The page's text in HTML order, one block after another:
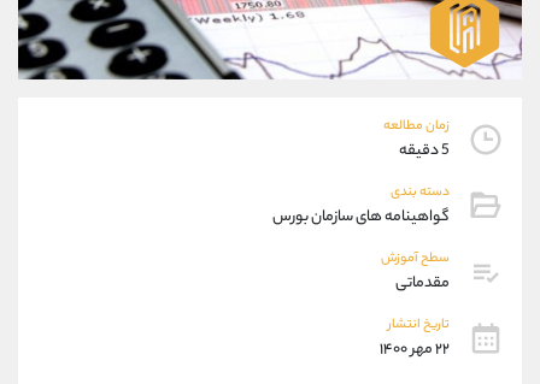
زمان مطالعه
5 دقیقه
دسته بندی
گواهینامه های سازمان بورس
سطح آموزش
مقدماتی
تاریخ انتشار
۲۲ مهر ۱۴۰۰
09194198792
واتساپ شروع گفتگو
تلگرام @Armteam_admin_33
پشتیبان فروش
موبایل
اطلاعات تماس